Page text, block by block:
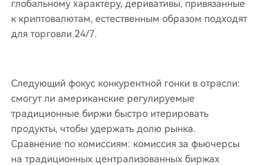
глобальному характеру, деривативы, привязанные
к криптовалютам, естественным образом подходят
для торговли 24/7.
Следующий фокус конкурентной гонки в отрасли:
смогут ли американские регулируемые
традиционные биржи быстро итерировать
продукты, чтобы удержать долю рынка.
Сравнение по комиссиям: комиссия за фьючерсы
на традиционных централизованных биржах